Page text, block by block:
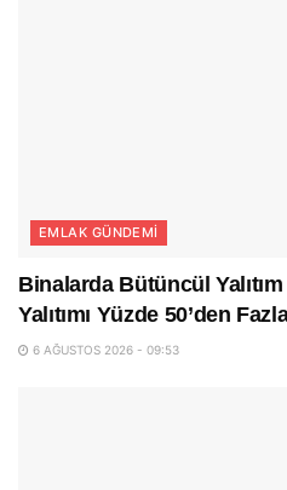
EMLAK GÜNDEMI
Binalarda Bütüncül
Yalıtımı Yüzde 50’den
6 AĞUSTOS 2026 - 09:53